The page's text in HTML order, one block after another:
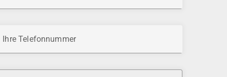
Ihre Telefonnummer